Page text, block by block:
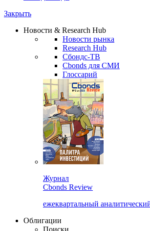
Watchlist
Сбондс Люди
Новости & Research Hub
Новости рынка
Research Hub
Сбондс-ТВ
Cbonds для СМИ
Глоссарий
Cbonds Review